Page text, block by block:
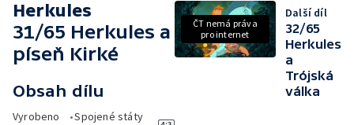
Herkules
31/65 Herkules a
píseň Kirké
Obsah dílu
Vyrobeno
•Spojené státy
ČT nemá práva
pro internet
Další díl
32/65
Herkules
a
Trójská
válka